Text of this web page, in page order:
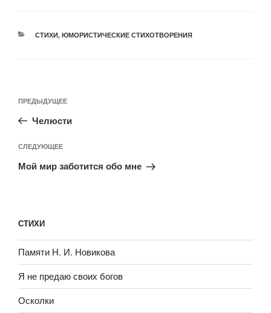
СТИХИ, ЮМОРИСТИЧЕСКИЕ СТИХОТВОРЕНИЯ
ПРЕДЫДУЩЕЕ
Челюсти
СЛЕДУЮЩЕЕ
Мой мир заботится обо мне
СТИХИ
Памяти Н. И. Новикова
Я не предаю своих богов
Осколки